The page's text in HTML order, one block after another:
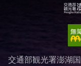
交通部観光署澎湖